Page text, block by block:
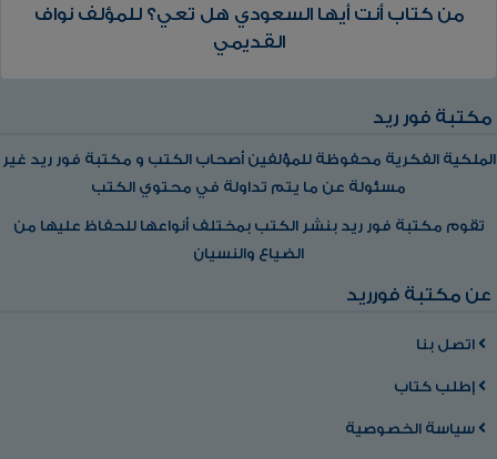
من كتاب أنت أيها السعودي هل تعي؟ للمؤلف نواف
القديمي
مكتبة فور ريد
الملكية الفكرية محفوظة للمؤلفين أصحاب الكتب و مكتبة فور ريد غير
مسئولة عن ما يتم تداولة في محتوي الكتب
تقوم مكتبة فور ريد بنشر الكتب بمختلف أنواعها للحفاظ عليها من
الضياع والنسيان
عن مكتبة فورريد
اتصل بنا
إطلب كتاب
سياسة الخصوصية